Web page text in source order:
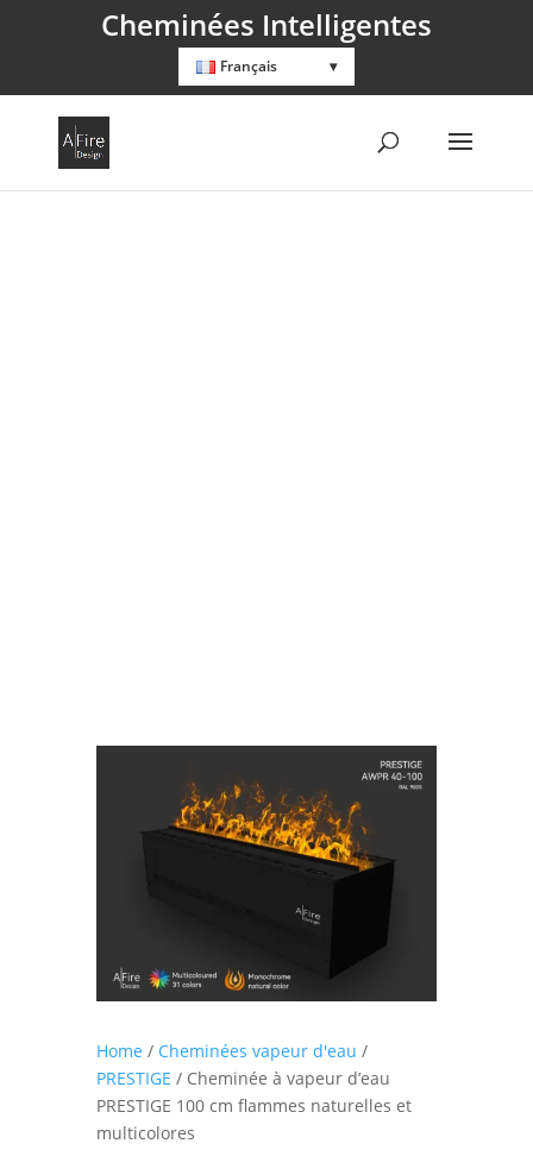
Français
Cheminées Intelligentes
Home / Cheminées vapeur d'eau /
PRESTIGE / Cheminée à vapeur d’eau
PRESTIGE 100 cm flammes naturelles et
multicolores